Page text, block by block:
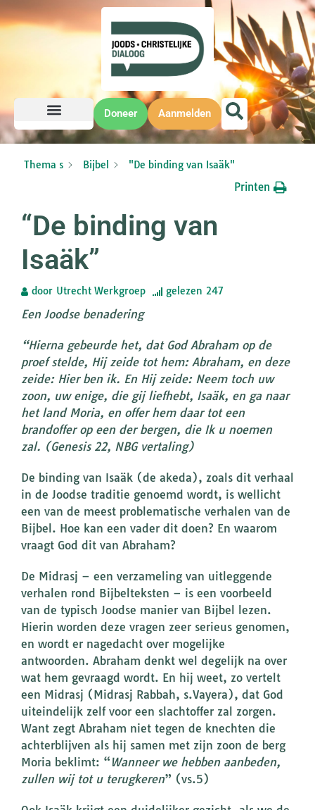
Doneer Aanmelden
Thema s Bijbel "De binding van Isaäk"
Printen
“De binding van
Isaäk”
door Utrecht Werkgroep gelezen 247
Een Joodse benadering
“Hierna gebeurde het, dat God Abraham op de
proef stelde, Hij zeide tot hem: Abraham, en deze
zeide: Hier ben ik. En Hij zeide: Neem toch uw
zoon, uw enige, die gij liefhebt, Isaäk, en ga naar
het land Moria, en offer hem daar tot een
brandoffer op een der bergen, die Ik u noemen
zal. (Genesis 22, NBG vertaling)
De binding van Isaäk (de akeda), zoals dit verhaal
in de Joodse traditie genoemd wordt, is wellicht
een van de meest problematische verhalen van de
Bijbel. Hoe kan een vader dit doen? En waarom
vraagt God dit van Abraham?
De Midrasj – een verzameling van uitleggende
verhalen rond Bijbelteksten – is een voorbeeld
van de typisch Joodse manier van Bijbel lezen.
Hierin worden deze vragen zeer serieus genomen,
en wordt er nagedacht over mogelijke
antwoorden. Abraham denkt wel degelijk na over
wat hem gevraagd wordt. En hij weet, zo vertelt
een Midrasj (Midrasj Rabbah, s.Vayera), dat God
uiteindelijk zelf voor een slachtoffer zal zorgen.
Want zegt Abraham niet tegen de knechten die
achterblijven als hij samen met zijn zoon de berg
Moria beklimt: “Wanneer we hebben aanbeden,
zullen wij tot u terugkeren” (vs.5)